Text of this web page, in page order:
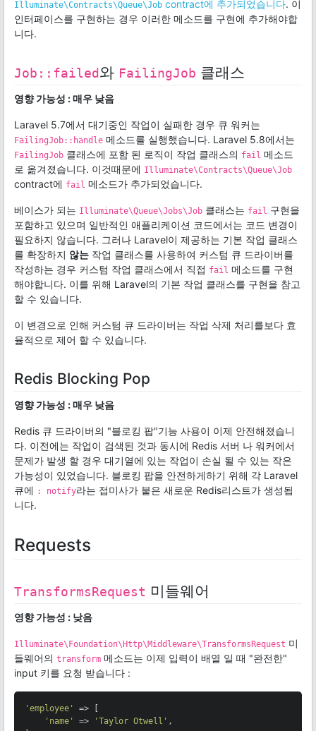
Illuminate\Contracts\Queue\Job contract에 추가되었습니다. 이
인터페이스를 구현하는 경우 이러한 메소드를 구현에 추가해야합
니다.
Job::failed와 FailingJob 클래스
영향 가능성 : 매우 낮음
Laravel 5.7에서 대기중인 작업이 실패한 경우 큐 워커는
FailingJob::handle 메소드를 실행했습니다. Laravel 5.8에서는
FailingJob 클래스에 포함 된 로직이 작업 클래스의 fail 메소드
로 옮겨졌습니다. 이것때문에 Illuminate\Contracts\Queue\Job
contract에 fail 메소드가 추가되었습니다.
베이스가 되는 Illuminate\Queue\Jobs\Job 클래스는 fail 구현을
포함하고 있으며 일반적인 애플리케이션 코드에서는 코드 변경이
필요하지 않습니다. 그러나 Laravel이 제공하는 기본 작업 클래스
를 확장하지 않는 작업 클래스를 사용하여 커스텀 큐 드라이버를
작성하는 경우 커스텀 작업 클래스에서 직접 fail 메소드를 구현
해야합니다. 이를 위해 Laravel의 기본 작업 클래스를 구현을 참고
할 수 있습니다.
이 변경으로 인해 커스텀 큐 드라이버는 작업 삭제 처리를보다 효
율적으로 제어 할 수 있습니다.
Redis Blocking Pop
영향 가능성 : 매우 낮음
Redis 큐 드라이버의 "블로킹 팝"기능 사용이 이제 안전해졌습니
다. 이전에는 작업이 검색된 것과 동시에 Redis 서버 나 워커에서
문제가 발생 할 경우 대기열에 있는 작업이 손실 될 수 있는 작은
가능성이 있었습니다. 블로킹 팝을 안전하게하기 위해 각 Laravel
큐에 : notify라는 접미사가 붙은 새로운 Redis리스트가 생성됩
니다.
Requests
TransformsRequest 미들웨어
영향 가능성 : 낮음
Illuminate\Foundation\Http\Middleware\TransformsRequest 미
들웨어의 transform 메소드는 이제 입력이 배열 일 때 "완전한"
input 키를 요청 받습니다 :
'employee'
=> [
'name'
=> 'Taylor Otwell' ,